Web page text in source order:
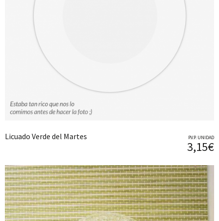
Licuado Verde del Martes P.V.P. UNIDAD
3,15€